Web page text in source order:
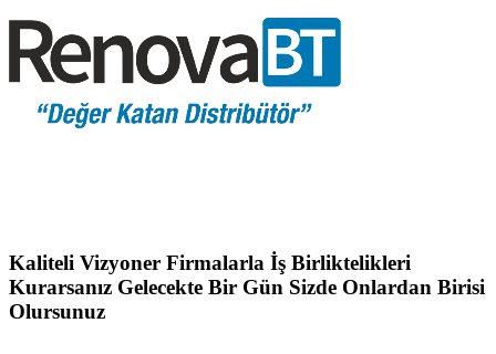
Kaliteli Vizyoner Firmalarla İş Birliktelikleri
Kurarsanız Gelecekte Bir Gün Sizde Onlardan Birisi
Olursunuz